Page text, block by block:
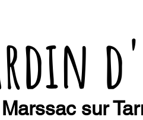
sur